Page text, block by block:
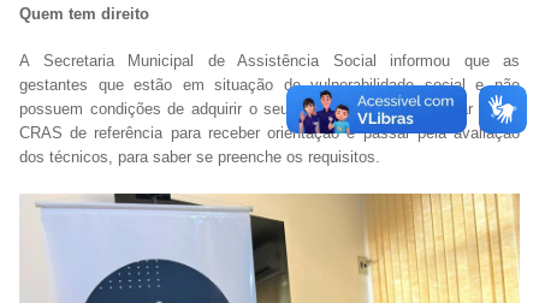
Quem tem direito
A Secretaria Municipal de Assistência Social informou que as
gestantes que estão em situação de vulnerabilidade social e não
possuem condições de adquirir o seu enxoval, podem procurar o seu
CRAS de referência para receber orientação e passar pela avaliação
dos técnicos, para saber se preenche os requisitos.